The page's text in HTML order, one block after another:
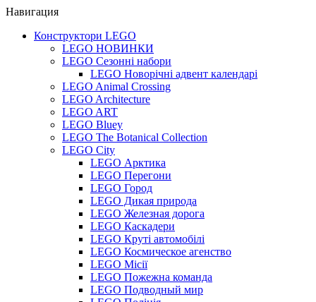
Навигация
Конструктори LEGO
LEGO НОВИНКИ
LEGO Сезонні набори
LEGO Новорічні адвент календарі
LEGO Animal Crossing
LEGO Architecture
LEGO ART
LEGO Bluey
LEGO The Botanical Collection
LEGO City
LEGO Арктика
LEGO Перегони
LEGO Город
LEGO Дикая природа
LEGO Железная дорога
LEGO Каскадери
LEGO Круті автомобілі
LEGO Космическое агенство
LEGO Місії
LEGO Пожежна команда
LEGO Подводный мир